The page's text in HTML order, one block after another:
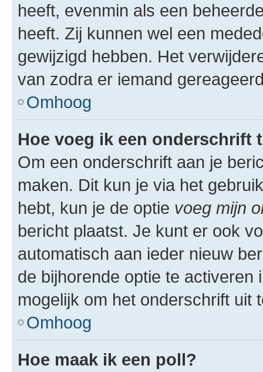
heeft, evenmin als een
heeft. Zij kunnen wel een
gewijzigd hebben. Het
van zodra er iemand
Omhoog
Hoe voeg ik een onderschrift
Om een onderschrift aan je
maken. Dit kun je via het
hebt, kun je de optie voeg mijn
bericht plaatst. Je kunt er ook
automatisch aan ieder nieuw
de bijhorende optie te
mogelijk om het onderschrift uit
Omhoog
Hoe maak ik een poll?